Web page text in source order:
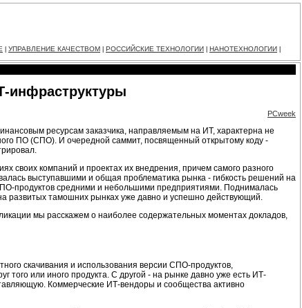
УПРАВЛЕНИЕ КАЧЕСТВОМ РОССИЙСКИЕ ТЕХНОЛОГИИ НАНОТЕХНОЛОГИИ
инфраструктуры
PCweek
ресурсам заказчика, направляемым на ИТ, характерна не
ПО (СПО). И очередной саммит, посвященный открытому коду -
своих компаний и проектах их внедрения, причем самого разного
выступавшими и общая проблематика рынка - гибкость решений на
продуктов средними и небольшими предприятиями. Поднималась
развитых тамошних рынках уже давно и успешно действующий.
мы расскажем о наиболее содержательных моментах докладов,
скачивания и использования версии СПО-продуктов,
или иного продукта. С другой - на рынке давно уже есть ИТ-
Коммерческие ИТ-вендоры и сообщества активно